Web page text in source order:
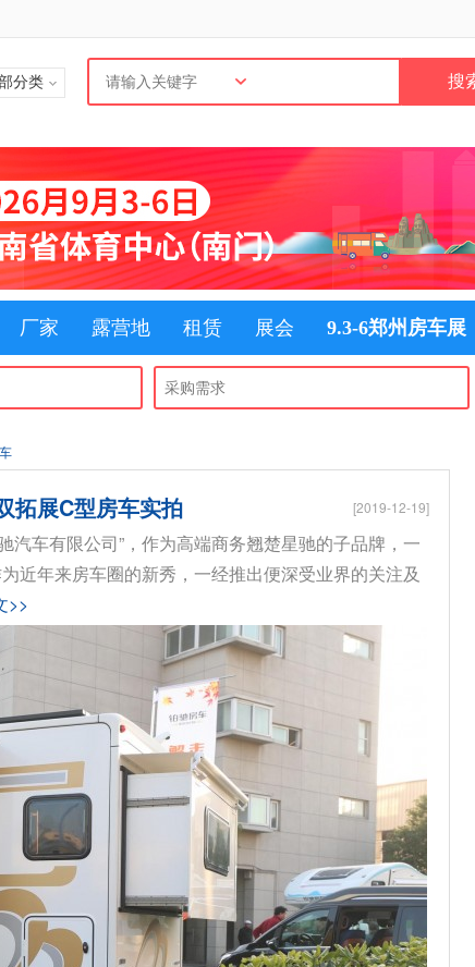
分类
厂家 露营地 租赁 展会 9.3-6郑州房车展
拓展C型房车实拍 [2019-12-19]
车有限公司”，作为高端商务翘楚星驰的子品牌，一
近年来房车圈的新秀，一经推出便深受业界的关注及
>>